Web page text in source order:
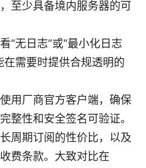
至少具备境内服务器的可
“无日志”或“最小化日志
在需要时提供合规透明的
用厂商官方客户端，确保
整性和安全签名可验证。
周期订阅的性价比，以及
费条款。大致对比在